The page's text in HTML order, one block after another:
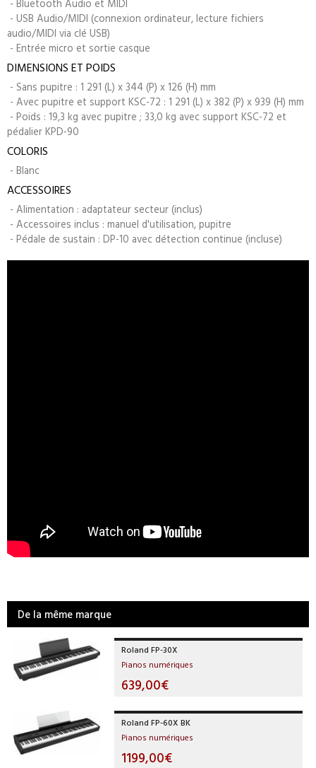
- Bluetooth Audio et MIDI
- USB Audio/MIDI (connexion ordinateur, lecture fichiers
audio/MIDI via clé USB)
- Entrée micro et sortie casque
DIMENSIONS ET POIDS
- Sans pupitre : 1 291 (L) x 344 (P) x 126 (H) mm
- Avec pupitre et support KSC-72 : 1 291 (L) x 382 (P) x 939 (H) mm
- Poids : 19,3 kg avec pupitre ; 33,0 kg avec support KSC-72 et
pédalier KPD-90
COLORIS
- Blanc
ACCESSOIRES
- Alimentation : adaptateur secteur (inclus)
- Accessoires inclus : manuel d'utilisation, pupitre
- Pédale de sustain : DP-10 avec détection continue (incluse)
De la même marque
Roland FP-30X
Pianos numériques
639,00€
Roland FP-60X BK
Pianos numériques
1199,00€